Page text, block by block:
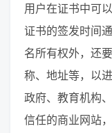
用户在证书中可
证书的签发时间
名所有权外，还
称、地址等，以
政府、教育机构
信任的商业网站